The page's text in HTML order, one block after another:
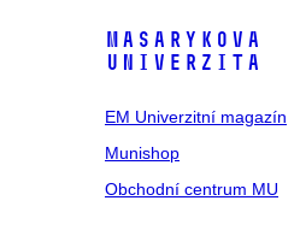
Masarykova
univerzita
EM Univerzitní magazín
Munishop
Obchodní centrum MU